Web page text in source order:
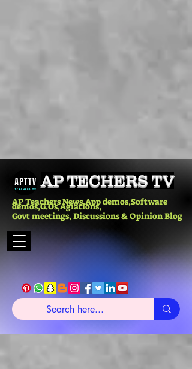
AP TECHERS TV
AP Teachers News,App demos,Software
demos,G.Os,Agiations,
Govt meetings, Discussions & Opinion Blog